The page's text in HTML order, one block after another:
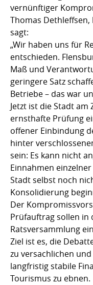
vernünftiger
Thomas
sagt:
„Wir haben uns für
entschieden.
Maß und
geringere Satz
Betriebe – das war
Jetzt ist die Stadt
ernsthafte Prüfung
offener Einbindung
hinter
sein: Es kann nicht
Einnahmen
Stadt selbst noch
Konsolidierung
Der
Prüfauftrag sollen in
Ratsversammlung
Ziel ist es, die
zu versachlichen
langfristig stabile
Tourismus zu ebnen.